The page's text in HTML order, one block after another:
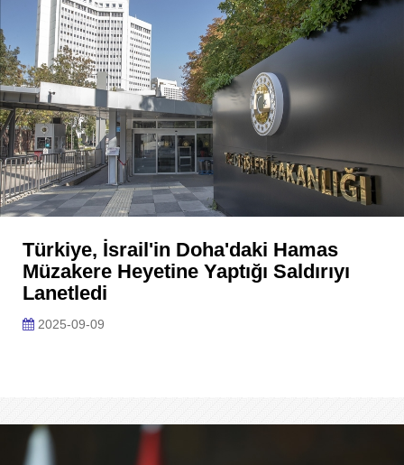
Türkiye, İsrail'in Doha'daki Hamas
Müzakere Heyetine Yaptığı Saldırıyı
Lanetledi
2025-09-09